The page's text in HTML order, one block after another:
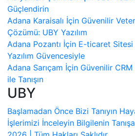
Güçlendirin
Adana Karaisalı İçin Güvenilir
Çözümü: UBY Yazılım
Adana Pozantı İçin E-ticaret Sitesi
Yazılım Güvencesiyle
Adana Sarıçam İçin Güvenilir CRM
ile Tanışın
UBY
Başlamadan Önce Bizi Tanıyın
İşlerimizi İnceleyin Bilgilenin